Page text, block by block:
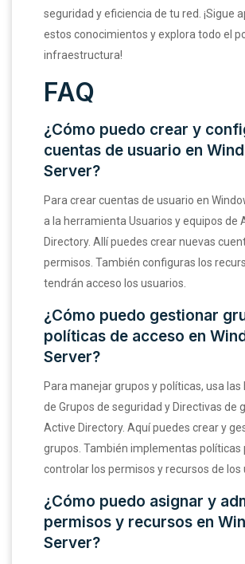
seguridad y eficiencia de tu red. ¡Sigue
estos conocimientos y explora todo el
infraestructura!
FAQ
¿Cómo puedo crear y
cuentas de usuario en
Server?
Para crear cuentas de usuario en
a la herramienta Usuarios y equipos de
Directory. Allí puedes crear nuevas
permisos. También configuras los
tendrán acceso los usuarios.
¿Cómo puedo gestionar
políticas de acceso en
Server?
Para manejar grupos y políticas, usa
de Grupos de seguridad y Directivas de
Active Directory. Aquí puedes crear y
grupos. También implementas políticas
controlar los permisos y recursos de los
¿Cómo puedo asignar y
permisos y recursos en
Server?